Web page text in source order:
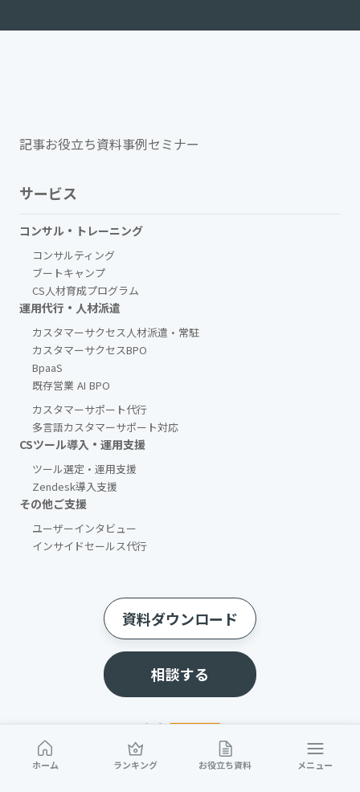
ホーム ランキング お役立ち資料 メニュー
記事お役立ち資料事例セミナー
サービス
コンサル・トレーニング
コンサルティング
ブートキャンプ
CS人材育成プログラム
運用代行・人材派遣
カスタマーサクセス人材派遣・常駐
カスタマーサクセスBPO
BpaaS​
既存営業 AI BPO
カスタマーサポート代行
多言語カスタマーサポート対応
CSツール導入・運用支援
ツール選定・運用支援
Zendesk導入支援
その他ご支援​
ユーザーインタビュー
インサイドセールス代行
資料ダウンロード
相談する